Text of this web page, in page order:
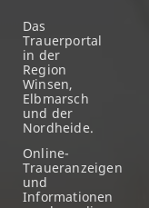
Das
Trauerportal
in der
Region
Winsen,
Elbmarsch
und der
Nordheide.
Online-
Traueranzeigen
und
Informationen